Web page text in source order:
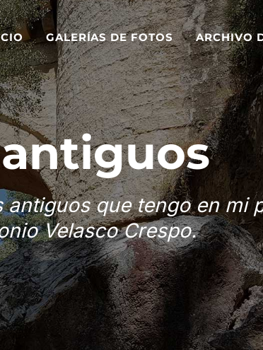
GALERÍAS DE FOTOS ARCHIVO
que tengo en mi
Velasco Crespo.